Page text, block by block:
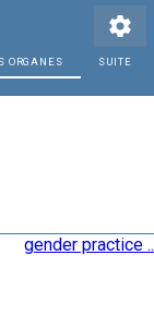
settings
gender practice ..